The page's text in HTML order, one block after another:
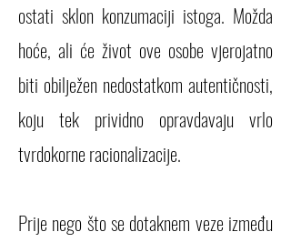
ostati sklon konzumaciji istoga. Možda
hoće, ali će život ove osobe vjerojatno
biti obilježen nedostatkom autentičnosti,
koju tek prividno opravdavaju vrlo
tvrdokorne racionalizacije.
Prije nego što se dotaknem veze između